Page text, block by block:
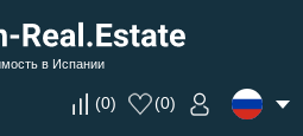
в Испании
(0) (0)